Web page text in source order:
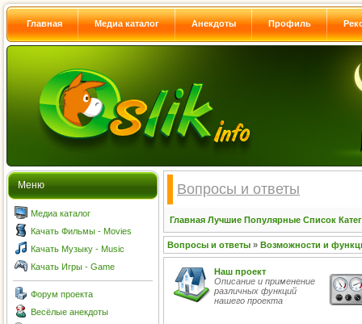
Главная Медиа каталог Анекдоты Профиль
Меню
Медиа каталог
Качать Фильмы - Movies
Качать Музыку - Music
Качать Игры - Game
Форум проекта
Весёлые анекдоты
Вопросы и ответы
Главная Лучшие Популярные Список
Вопросы и ответы » Возможности и
Наш проект
Описание и применение
различных функций
нашего проекта